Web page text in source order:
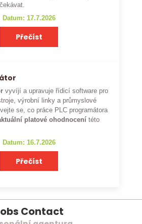
Datum: 17.7.2026
Přečíst
vyvíjí a upravuje řídicí software pro
výrobní linky a průmyslové
se, co práce PLC programátora
platové ohodnocení této
Datum: 16.7.2026
Přečíst
Contact